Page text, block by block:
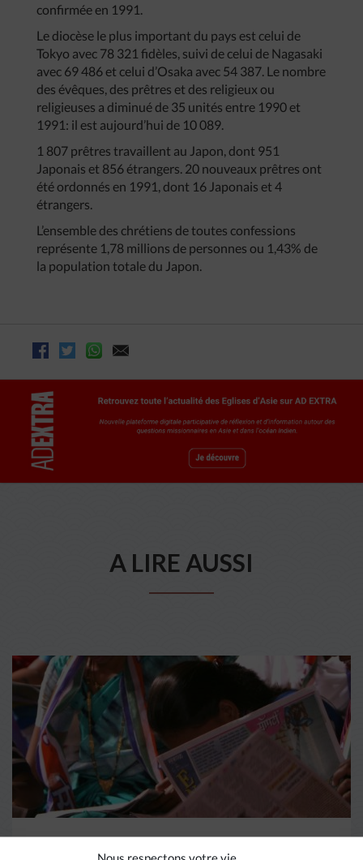
confirmée en 1991.
Le diocèse le plus important du pays est celui de
Tokyo avec 78 321 fidèles, suivi de celui de Nagasaki
avec 69 486 et celui d’Osaka avec 54 387. Le nombre
des évêques, des prêtres et des religieux ou
religieuses a diminué de 35 unités entre 1990 et
1991: il est aujourd’hui de 10 089.
1 807 prêtres travaillent au Japon, dont 951
Japonais et 856 étrangers. 20 nouveaux prêtres ont
été ordonnés en 1991, dont 16 Japonais et 4
étrangers.
L’ensemble des chrétiens de toutes confessions
représente 1,78 millions de personnes ou 1,43% de
la population totale du Japon.
A LIRE AUSSI